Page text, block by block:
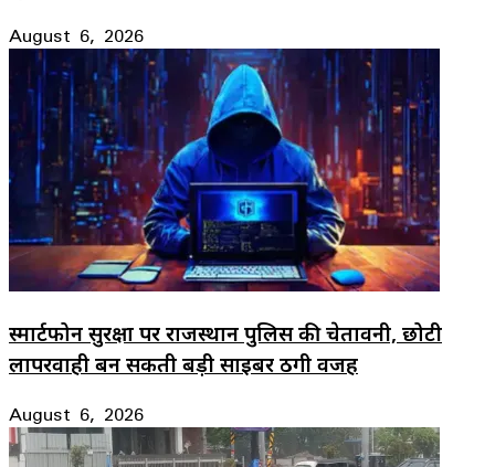
August 6, 2026
स्मार्टफोन सुरक्षा पर राजस्थान पुलिस की चेतावनी, छोटी
लापरवाही बन सकती बड़ी साइबर ठगी वजह
August 6, 2026